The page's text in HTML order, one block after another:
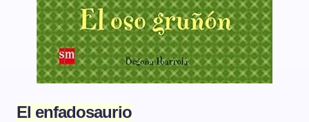
El enfadosaurio